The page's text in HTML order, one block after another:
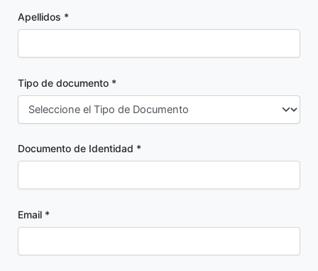
Apellidos *
Tipo de documento *
Documento de Identidad *
Email *